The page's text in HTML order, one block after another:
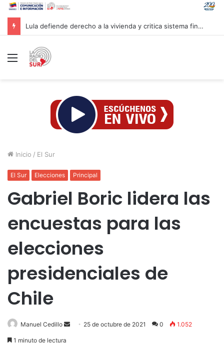
Lula defiende derecho a la vivienda y critica sistema financiero en Brasil
Menú
Inicio / El Sur
El Sur Elecciones Principal
Gabriel Boric lidera las
encuestas para las
elecciones
presidenciales de
Chile
Manuel Cedillo
Send 25 de octubre de 2021 0 1.052
1 minuto de lectura